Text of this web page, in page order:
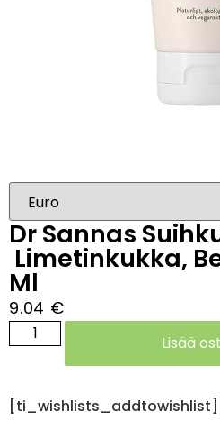
Dr Sannas
Limetinkukka,
Ml
9.04 €
Lisää
[ti_wishlists_addtowishlist]